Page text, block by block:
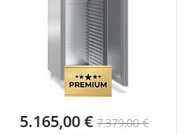
5.165,00 € 7.379,00 €